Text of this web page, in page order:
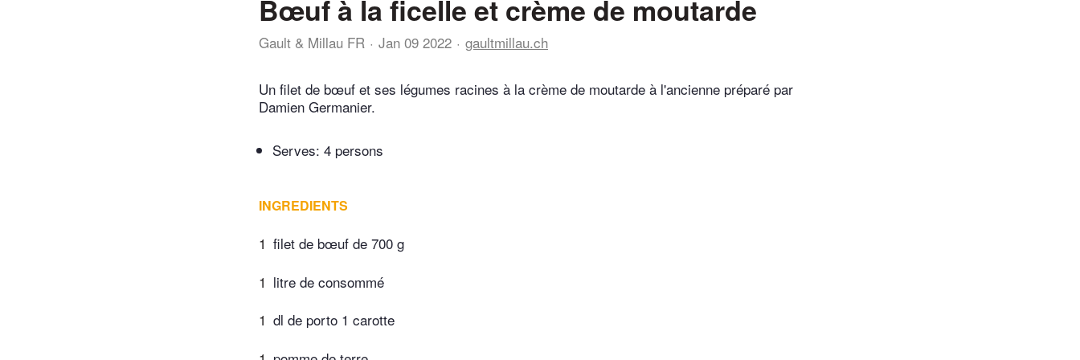
Bœuf à la ficelle et crème de moutarde
Gault & Millau FR Jan 09 2022 gaultmillau.ch
Un filet de bœuf et ses légumes racines à la crème de moutarde à l'ancienne préparé par
Damien Germanier.
Serves: 4 persons
INGREDIENTS
1 filet de bœuf de 700 g
1 litre de consommé
1 dl de porto 1 carotte